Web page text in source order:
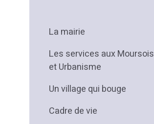
La mairie
Les services aux Moursois
et Urbanisme
Un village qui bouge
Cadre de vie